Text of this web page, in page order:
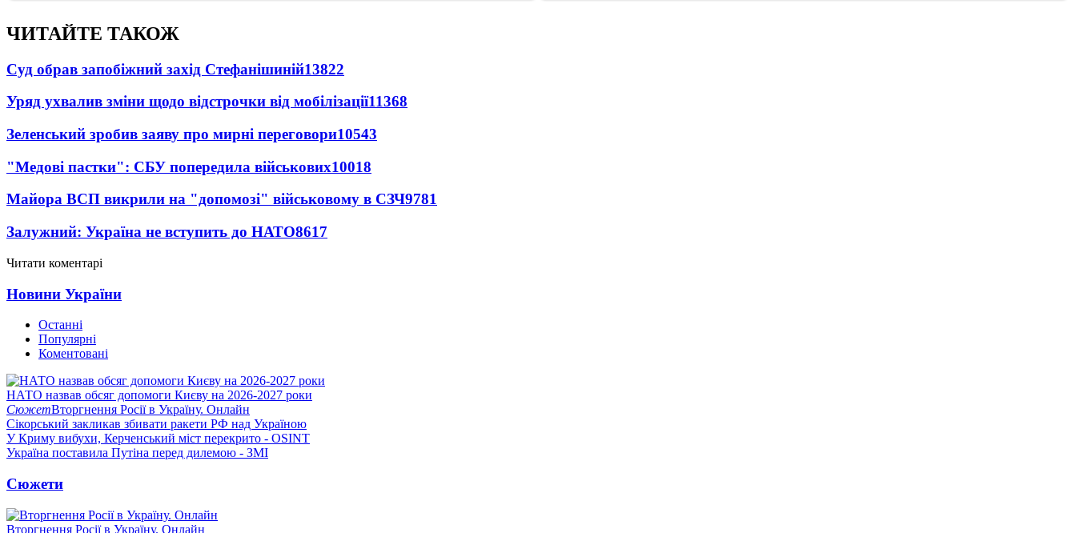
ЧИТАЙТЕ ТАКОЖ
Суд обрав запобіжний захід Стефанішиній13822
Уряд ухвалив зміни щодо відстрочки від мобілізації11368
Зеленський зробив заяву про мирні переговори10543
"Медові пастки": СБУ попередила військових10018
Майора ВСП викрили на "допомозі" військовому в СЗЧ9781
Залужний: Україна не вступить до НАТО8617
Читати коментарі
Новини України
Останні
Популярні
Коментовані
НАТО назвав обсяг допомоги Києву на 2026-2027 роки
СюжетВторгнення Росії в Україну. Онлайн
Сікорський закликав збивати ракети РФ над Україною
У Криму вибухи, Керченський міст перекрито - OSINT
Україна поставила Путіна перед дилемою - ЗМІ
Сюжети
Вторгнення Росії в Україну. Онлайн